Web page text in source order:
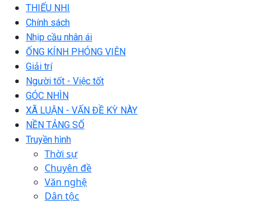
THIẾU NHI
Chính sách
Nhịp cầu nhân ái
ỐNG KÍNH PHÓNG VIÊN
Giải trí
Người tốt - Việc tốt
GÓC NHÌN
XÃ LUẬN - VẤN ĐỀ KỲ NÀY
NỀN TẢNG SỐ
Truyền hình
Thời sự
Chuyên đề
Văn nghệ
Dân tộc